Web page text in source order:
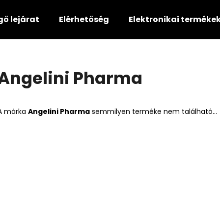
lejárat Elérhetőség Elektronikai
Pharma
márka Angelini Pharma semmilyen terméke nem található...